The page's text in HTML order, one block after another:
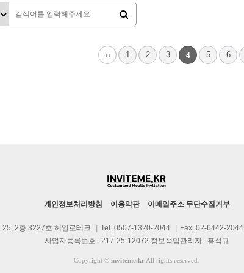
1 2 3 4 5 6
개인정보처리방침 이용약관 이메일주소 무단수집거부
25, 2층 3227호 헤일로테크 Tel. 0507-1320-2044 Fax. 02-6442-2044
사업자등록번호 : 217-25-12072 정보책임관리자 : 홍석규
Copyright © inviteme.kr All rights reserved.